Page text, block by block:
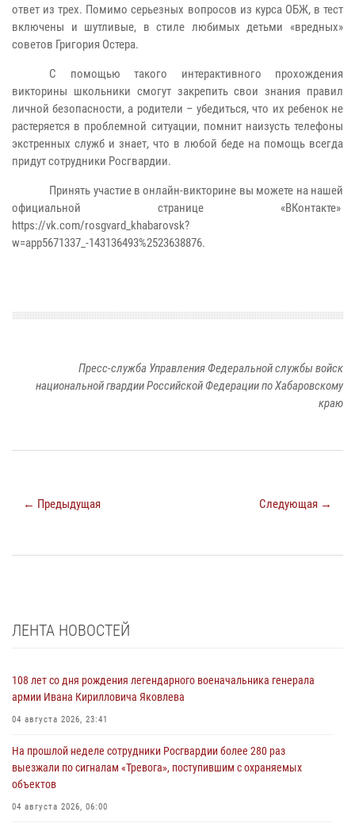
ответ из трех. Помимо серьезных вопросов из курса ОБЖ, в тест
включены и шутливые, в стиле любимых детьми «вредных»
советов Григория Остера.
С помощью такого интерактивного прохождения
викторины школьники смогут закрепить свои знания правил
личной безопасности, а родители – убедиться, что их ребенок не
растеряется в проблемной ситуации, помнит наизусть телефоны
экстренных служб и знает, что в любой беде на помощь всегда
придут сотрудники Росгвардии.
Принять участие в онлайн-викторине вы можете на нашей
официальной странице «ВКонтакте»
https://vk.com/rosgvard_khabarovsk?
w=app5671337_-143136493%2523638876.
Пресс-служба Управления Федеральной службы войск
национальной гвардии Российской Федерации по Хабаровскому
краю
← Предыдущая Следующая →
ЛЕНТА НОВОСТЕЙ
108 лет со дня рождения легендарного военачальника генерала
армии Ивана Кирилловича Яковлева
04 августа 2026, 23:41
На прошлой неделе сотрудники Росгвардии более 280 раз
выезжали по сигналам «Тревога», поступившим с охраняемых
объектов
04 августа 2026, 06:00